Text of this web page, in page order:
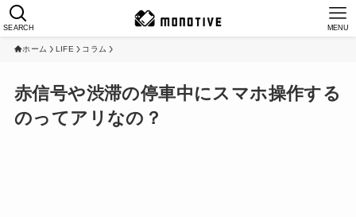
SEARCH MENU
ホーム LIFE コラム
赤信号や渋滞の停車中にスマホ操作する
のってアリなの？